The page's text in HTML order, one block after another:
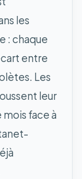
les
: chaque
entre
Les
leur
face à